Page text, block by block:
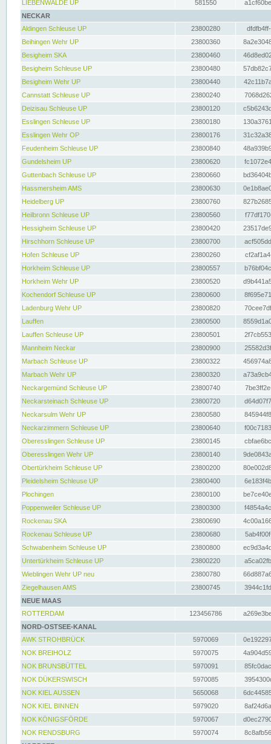
LIEBENWALDE UP
581550
NECKAR
Aldingen Schleuse UP
23800280
Beihingen Wehr UP
23800360
Besigheim SKA
23800460
Besigheim Schleuse UP
23800480
Besigheim Wehr UP
23800440
Cannstatt Schleuse UP
23800240
Deizisau Schleuse UP
23800120
Esslingen Schleuse UP
23800180
Esslingen Wehr OP
23800176
Feudenheim Schleuse UP
23800840
Gundelsheim UP
23800620
Guttenbach Schleuse UP
23800660
Hassmersheim AMS
23800630
Heidelberg UP
23800760
Heilbronn Schleuse UP
23800560
Hessigheim Schleuse UP
23800420
Hirschhorn Schleuse UP
23800700
Hofen Schleuse UP
23800260
Horkheim Schleuse UP
23800557
Horkheim Wehr UP
23800520
Kochendorf Schleuse UP
23800600
Ladenburg Wehr UP
23800820
Lauffen
23800500
Lauffen Schleuse UP
23800501
Mannheim Neckar
23800900
Marbach Schleuse UP
23800322
Marbach Wehr UP
23800320
Neckargemünd Schleuse UP
23800740
Neckarsteinach Schleuse UP
23800720
Neckarsulm Wehr UP
23800580
Neckarzimmern Schleuse UP
23800640
Oberesslingen Schleuse UP
23800145
Oberesslingen Wehr UP
23800140
Obertürkheim Schleuse UP
23800200
Pleidelsheim Schleuse UP
23800400
Plochingen
23800100
Poppenweiler Schleuse UP
23800300
Rockenau SKA
23800690
Rockenau Schleuse UP
23800680
Schwabenheim Schleuse UP
23800800
Untertürkheim Schleuse UP
23800220
Wieblingen Wehr UP neu
23800780
Ziegelhausen AMS
23800745
NEUE MAAS
ROTTERDAM
123456786
NORD-OSTSEE-KANAL
AWK STROHBRÜCK
5970069
NOK BREIHOLZ
5970075
NOK BRUNSBÜTTEL
5970091
NOK DÜKERSWISCH
5970085
NOK KIEL AUSSEN
5650068
NOK KIEL BINNEN
5979020
NOK KÖNIGSFÖRDE
5970067
NOK RENDSBURG
5970074